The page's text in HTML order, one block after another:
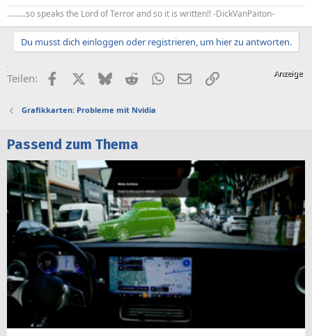
.........so speaks the Lord of Terror and so it is written!! -DickVanPaiton-
Du musst dich einloggen oder registrieren, um hier zu antworten.
Teilen: FacebookX (Twitter)
BlueskyRedditWhatsApp
E-MailLink
Grafikkarten: Probleme mit Nvidia
Passend zum Thema